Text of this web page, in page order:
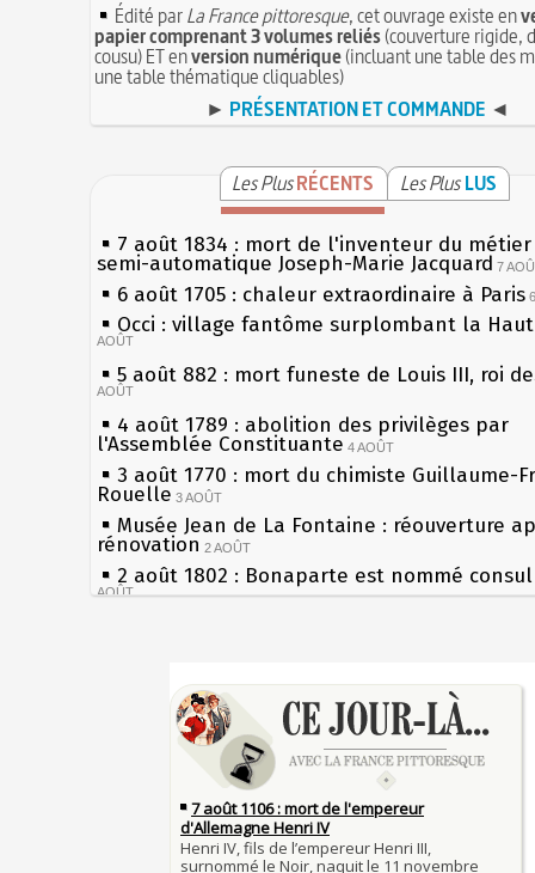
Édité parLa France pittoresque, cet ouvrage existe en
papier comprenant 3 volumes reliés(couverture rigide,
cousu) ET enversion numérique(incluant une table des
une table thématique cliquables)
► PRÉSENTATION ET COMMANDE ◄
Les PlusRÉCENTS Les Plus LUS
7 août 1834 : mort de l'inventeur du
semi-automatique Joseph-Marie Jacquard 7
6 août 1705 : chaleur extraordinaire à Paris
Occi : village fantôme surplombant la
AOÛT
5 août 882 : mort funeste de Louis III, roi
AOÛT
4 août 1789 : abolition des privilèges par
l'Assemblée Constituante 4 AOÛT
3 août 1770 : mort du chimiste Guillaume-
Rouelle 3 AOÛT
Musée Jean de La Fontaine : réouverture
rénovation 2 AOÛT
2 août 1802 : Bonaparte est nommé
AOÛT
boîtes aux lettres en fonte de Léon Mougeot
30 juillet 1918 : mort d'Auguste Poulain,
Chocolat Poulain 30 JUILLET
29 juillet 1881 : loi sur la liberté de la
28 juillet 1794 : supplice de Robespierre
partie de ses complices 28 JUILLET
27 juillet 1214 : bataille de Bouvines et
les siècles
27 mai 1610 : supplice de François
du roi Henri IV
Pierre qui roule n'amasse pas mousse
Qui aime bien châtie bien
Tout vient à point à qui sait attendre
François II (né le 19 janvier 1544, mort le 5